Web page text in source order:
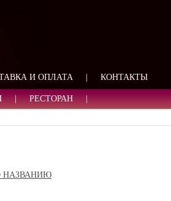
И ОПЛАТА КОНТАКТЫ
РЕСТОРАН
НАЗВАНИЮ